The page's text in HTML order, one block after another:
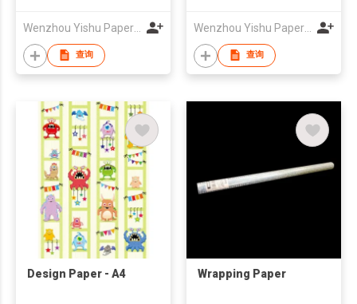
Wenzhou Yishu Paper Co., Ltd.
查询
Wenzhou Yishu Paper Co., Ltd.
查询
Design Paper - A4 Wrapping Paper